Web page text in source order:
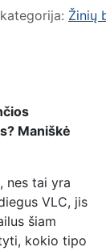
Žinių
Maniškė
nes tai yra
VLC, jis
šiam
kokio tipo